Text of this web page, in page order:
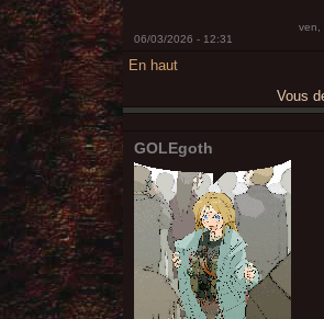
ven,
06/03/2026 - 12:31
En haut
Vous
GOLEgoth